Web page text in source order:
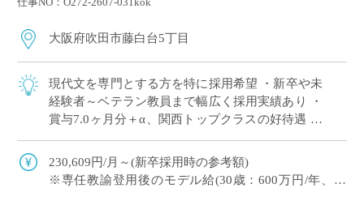
大阪府吹田市藤白台5丁目
現代文を専門とする方を特に採用希望 ・新卒や未
経験者～ベテラン教員まで幅広く採用実績あり ・
賞与7.0ヶ月分＋α、関西トップクラスの好待遇 ・
・1クラス30名の少人数授業、 […]
230,609円/月～(新卒採用時の参考額)
※専任教諭登用後のモデル給(30歳：600万円/年、35